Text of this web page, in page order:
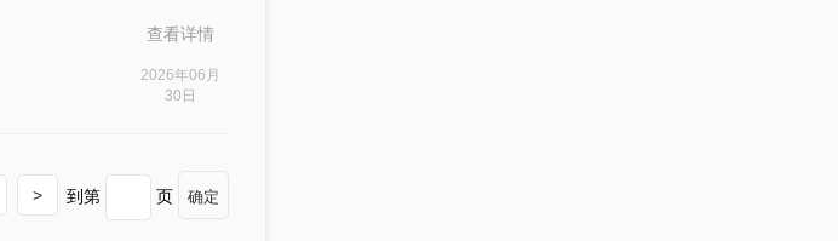
查看详情
2026年06月
30日
> 到第 页 确定